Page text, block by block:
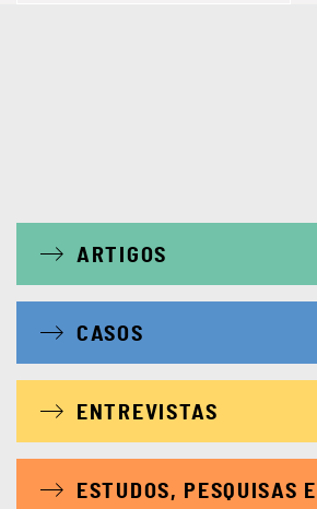
ARTIGOS
CASOS
ENTREVISTAS
ESTUDOS, PESQUISAS